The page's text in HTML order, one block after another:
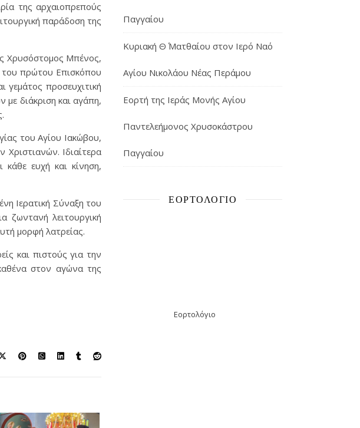
της αρχαιοπρεπούς
παράδοση της
Χρυσόστομος Μπένος,
του πρώτου Επισκόπου
γεμάτος προσευχιτική
διάκριση και αγάπη,
του Αγίου Ιακώβου,
Ιδιαίτερα
ευχή και κίνηση,
Ιερατική Σύναξη του
ζωντανή λειτουργική
μορφή λατρείας.
και πιστούς για την
στον αγώνα της
Παγγαίου
Κυριακή Θ΄ Ματθαίου στον Ιερό Ναό
Αγίου Νικολάου Νέας Περάμου
Εορτή της Ιεράς Μονής Αγίου
Παντελεήμονος Χρυσοκάστρου
Παγγαίου
ΕΟΡΤΟΛΌΓΙΟ
Εορτολόγιο